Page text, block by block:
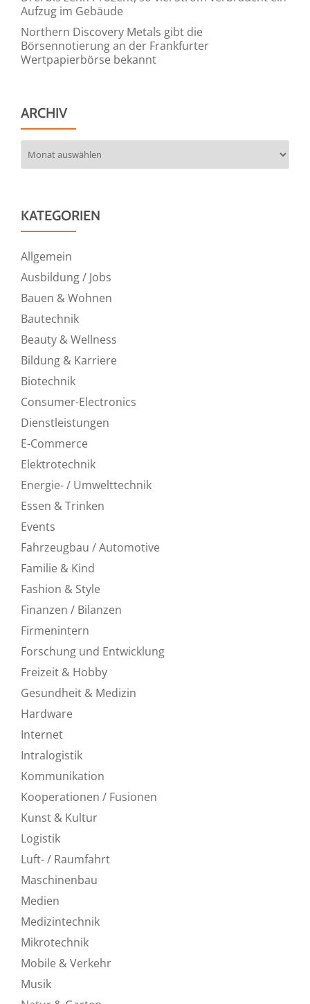
Aufzug im Gebäude
Northern Discovery Metals gibt die
Börsennotierung an der Frankfurter
Wertpapierbörse bekannt
ARCHIV
KATEGORIEN
Allgemein
Ausbildung / Jobs
Bauen & Wohnen
Bautechnik
Beauty & Wellness
Bildung & Karriere
Biotechnik
Consumer-Electronics
Dienstleistungen
E-Commerce
Elektrotechnik
Energie- / Umwelttechnik
Essen & Trinken
Events
Fahrzeugbau / Automotive
Familie & Kind
Fashion & Style
Finanzen / Bilanzen
Firmenintern
Forschung und Entwicklung
Freizeit & Hobby
Gesundheit & Medizin
Hardware
Internet
Intralogistik
Kommunikation
Kooperationen / Fusionen
Kunst & Kultur
Logistik
Luft- / Raumfahrt
Maschinenbau
Medien
Medizintechnik
Mikrotechnik
Mobile & Verkehr
Musik